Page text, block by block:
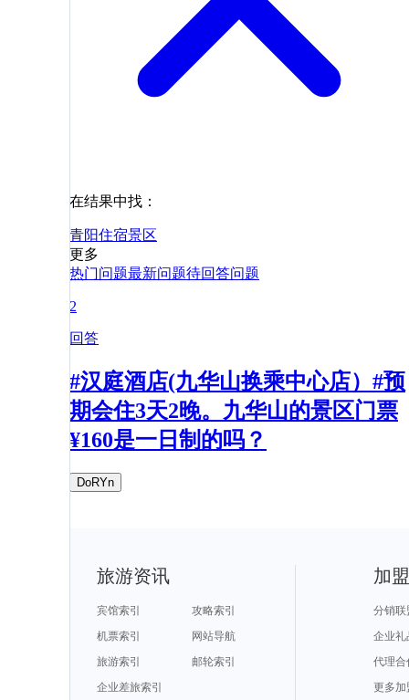
在结果中找：
青阳住宿景区
更多
热门问题最新问题待回答问题
2
回答
#汉庭酒店(九华山换乘中心店）#预
期会住3天2晚。九华山的景区门票
¥160是一日制的吗？
DoRYn
旅游资讯
宾馆索引
攻略索引
机票索引
网站导航
旅游索引
邮轮索引
企业差旅索引
加
分销联
企业礼
代理合
更多加